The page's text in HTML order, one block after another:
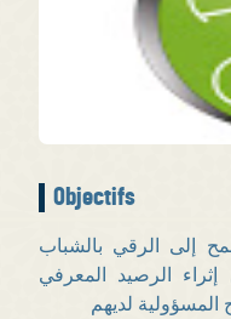
Objectifs
إلى الرقي بالشباب
الرصيد المعرفي
المسؤولية لديهم